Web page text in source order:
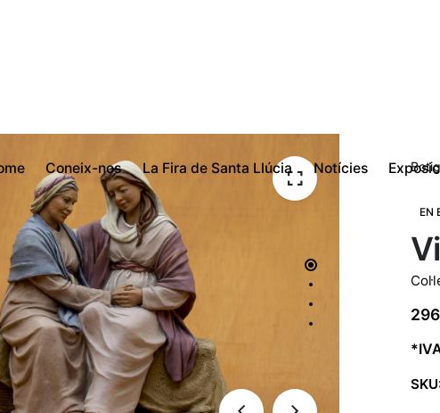
Coneix-nos La Fira de Santa Llúcia Notícies
EN